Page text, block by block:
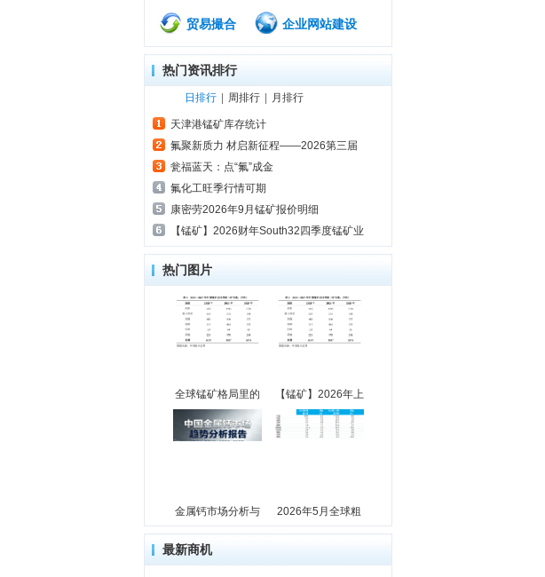
贸易撮合 企业网站建设
热门资讯排行
日排行 周排行 月排行
天津港锰矿库存统计
氟聚新质力 材启新征程——2026第三届
瓮福蓝天：点“氟”成金
氟化工旺季行情可期
康密劳2026年9月锰矿报价明细
【锰矿】2026财年South32四季度锰矿业
热门图片
全球锰矿格局里的 【锰矿】2026年上
金属钙市场分析与 2026年5月全球粗
最新商机